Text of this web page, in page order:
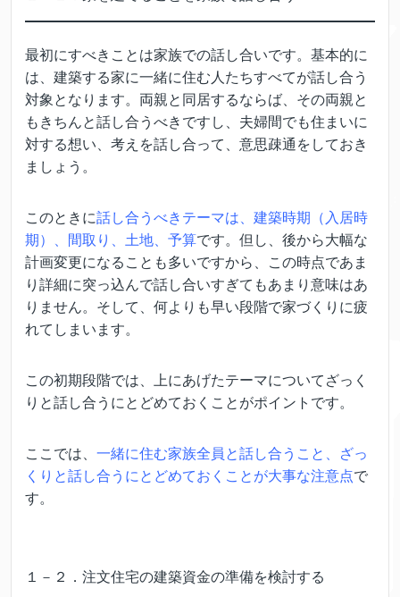
最初にすべきことは家族での話し合いです。基本的に
は、建築する家に一緒に住む人たちすべてが話し合う
対象となります。両親と同居するならば、その両親と
もきちんと話し合うべきですし、夫婦間でも住まいに
対する想い、考えを話し合って、意思疎通をしておき
ましょう。
このときに話し合うべきテーマは、建築時期（入居時
期）、間取り、土地、予算です。但し、後から大幅な
計画変更になることも多いですから、この時点であま
り詳細に突っ込んで話し合いすぎてもあまり意味はあ
りません。そして、何よりも早い段階で家づくりに疲
れてしまいます。
この初期段階では、上にあげたテーマについてざっく
りと話し合うにとどめておくことがポイントです。
ここでは、 一緒に住む家族全員と話し合うこと、ざっ
くりと話し合うにとどめておくことが大事な注意点で
す。
１－２．注文住宅の建築資金の準備を検討する